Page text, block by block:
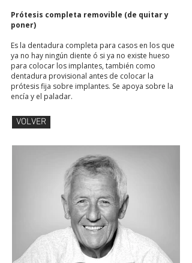
Prótesis completa removible (de quitar y
poner)
Es la dentadura completa para casos en los que
ya no hay ningún diente ó si ya no existe hueso
para colocar los implantes, también como
dentadura provisional antes de colocar la
prótesis fija sobre implantes. Se apoya sobre la
encía y el paladar.
VOLVER